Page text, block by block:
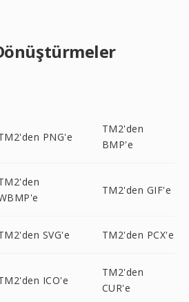
PNG'e
TM2'den
BMP'e
TM2'den GIF'e
SVG'e TM2'den PCX'e
ICO'e
TM2'den
CUR'e